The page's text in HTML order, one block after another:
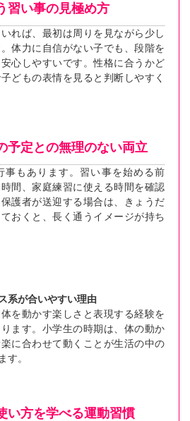
習い事の見極め方
れば、最初は周りを見ながら少し
体力に自信がない子でも、段階を
心しやすいです。性格に合うかど
どもの表情を見ると判断しやすく
予定との無理のない両立
事もあります。習い事を始める前
間、家庭練習に使える時間を確認
護者が送迎する場合は、きょうだ
おくと、長く通うイメージが持ち
系が合いやすい理由
を動かす楽しさと表現する経験を
ます。小学生の時期は、体の動か
に合わせて動くことが生活の中の
す。
い方を学べる運動習慣